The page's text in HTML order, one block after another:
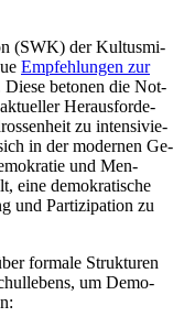
(SWK) der Kul­tus­mi­
Emp­feh­lun­gen zur
Die­se be­to­nen die Not­
Her­aus­for­de­
zu in­ten­si­vie­
in der mo­der­nen Ge­
und Men­
eine de­mo­kra­ti­sche
und Par­ti­zi­pa­ti­on zu
for­ma­le Struk­tu­ren
um De­mo­